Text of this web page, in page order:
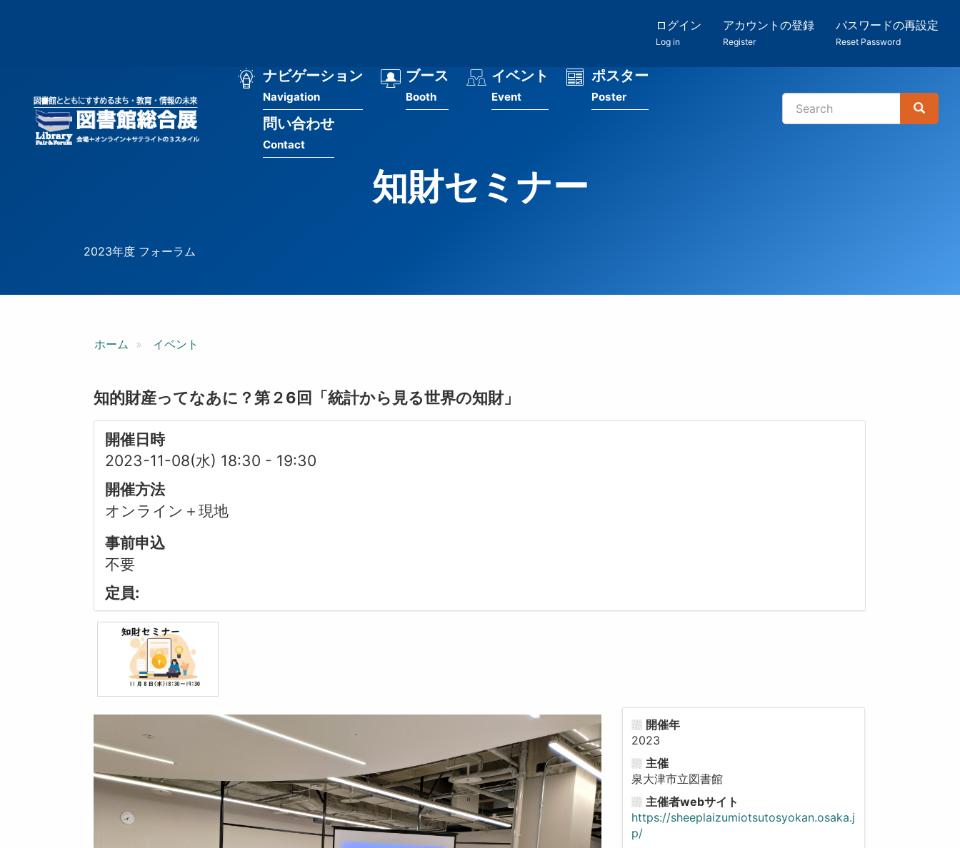
ー
ザ
ログイン
Log in
アカウントの登録
Register
パスワードの再設定
Reset Password
メ
ョ
ナビゲーション
Navigation
ブース
Booth
イベント
Event
ポスター
Poster
問い合わせ
Contact
検
Search
Search
知財セミナー
2023年度 フォーラム
ホーム イベント
知的財産ってなあに？第２6回「統計から見る世界の知財」
開催日時
2023-11-08(水) 18:30 - 19:30
開催方法
オンライン＋現地
事前申込
不要
定員:
開催年
2023
主催
泉大津市立図書館
主催者webサイト
https://sheeplaizumiotsutosyokan.osaka.j
p/